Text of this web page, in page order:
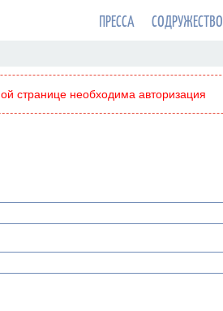
ПРЕССА СОДРУЖЕСТВО
странице необходима авторизация